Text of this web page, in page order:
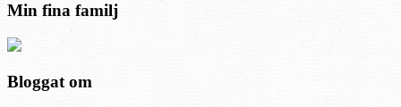
Min fina familj
Bloggat om